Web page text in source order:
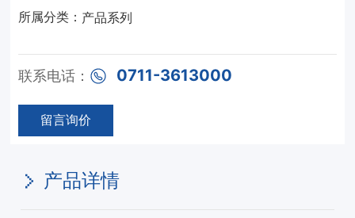
所属分类： 产品系列
联系电话： 0711-3613000
留言询价
产品详情